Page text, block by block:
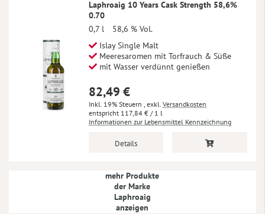
Laphroaig 10 Years Cask Strength 58,6%
0.70
0,7 l
58,6 % Vol.
Islay Single Malt
Meeresaromen mit Torfrauch & Süße
mit Wasser verdünnt genießen
82,49 €
Inkl. 19% Steuern , exkl. Versandkosten
117,84 € / 1 l
Informationen zur Lebensmittel Kennzeichnung
Details
mehr Produkte
der Marke
Laphroaig
anzeigen